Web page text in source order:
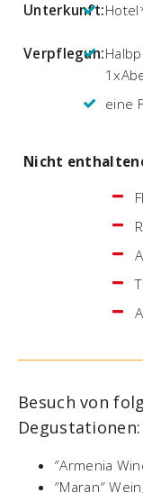
Unterkunft:
Verpflegun:
eine
Nicht
Besuch von
Degustationen:
″Armenia
″Maran″